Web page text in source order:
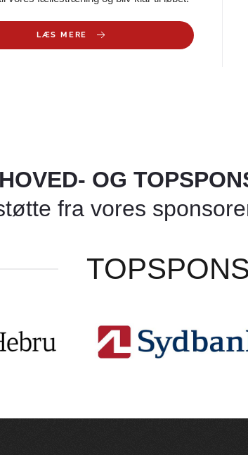
LÆS MERE
OG
fra vores